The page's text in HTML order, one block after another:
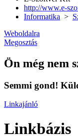
http://www.e-
Informatika >
Weboldalra
Megosztás
Ön még nem
Semmi gond!
Linkajánló
Linkbázis